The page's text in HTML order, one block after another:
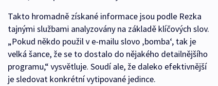
Takto hromadně získané informace jsou podle Rezka
tajnými službami analyzovány na základě klíčových slov.
„Pokud někdo použil v e-mailu slovo ‚bomba‘, tak je
velká šance, že se to dostalo do nějakého detailnějšího
programu,“ vysvětluje. Soudí ale, že daleko efektivnější
je sledovat konkrétní vytipované jedince.